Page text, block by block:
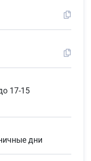
17-15
дни